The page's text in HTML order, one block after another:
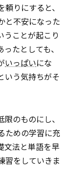
りにすると、
と不安になった
うことが起こり
たとしても、
いっぱいにな
いう気持ちがそ
のものにし、
ための学習に充
文法と単語を早
習をしていきま